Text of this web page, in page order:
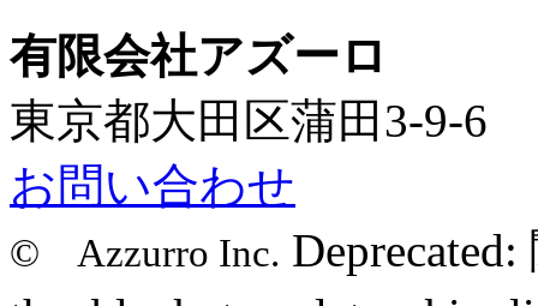
有限会社アズーロ
東京都大田区蒲田3-9-6
お問い合わせ
© Azzurro Inc. Deprecated: